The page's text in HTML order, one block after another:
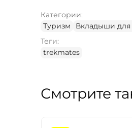
Категории:
Туризм
Вкладыши для
Теги:
trekmates
Смотрите